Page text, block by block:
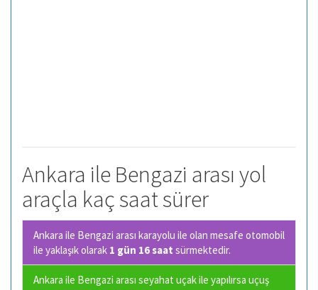
Ankara ile Bengazi arası yol
araçla kaç saat sürer
Ankara ile Bengazi arası karayolu ile olan mesafe otomobil
ile yaklaşık olarak 1 gün 16 saat sürmektedir.
Ankara ile Bengazi arası seyahat uçak ile yapılırsa uçuş